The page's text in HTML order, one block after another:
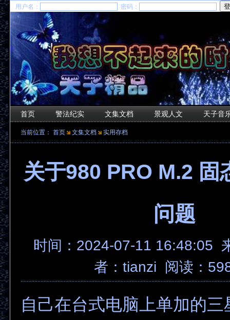
用户名： 密码：
首页 警法纪实 文集文档 景观人文 天子音
当前位置： 首页 文集文档 实用存档
关于980 PRO M.2 固
问题
时间：2024-07-11 16:48:05
者： tianzi 阅读：
自己在台式电脑上单加的三